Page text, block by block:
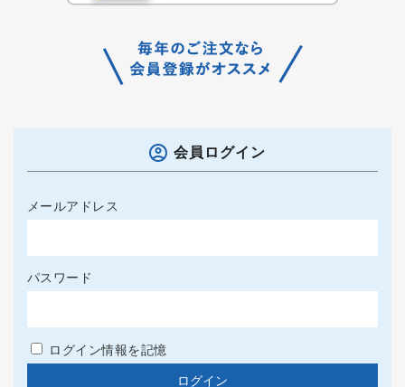
会員ログイン
メールアドレス
パスワード
ログイン情報を記憶